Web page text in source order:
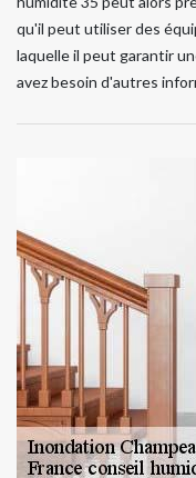
qu'il peut utiliser des
laquelle il peut garantir
avez besoin d'autres